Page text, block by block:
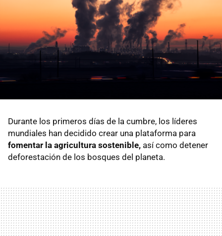
Durante los primeros días de la cumbre, los líderes
mundiales han decidido crear una plataforma para
fomentar la agricultura sostenible, así como detener
deforestación de los bosques del planeta.